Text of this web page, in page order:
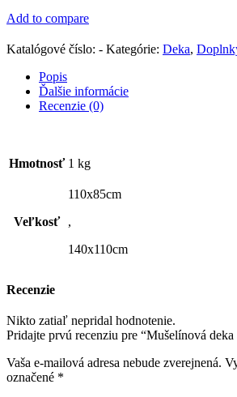
Add to compare
Katalógové číslo: - Kategórie: Deka,
Popis
Ďalšie informácie
Recenzie (0)
Hmotnosť 1 kg
Veľkosť
110x85cm
,
140x110cm
Recenzie
Nikto zatiaľ nepridal hodnotenie.
Pridajte prvú recenziu pre “Mušelínová
Vaša e-mailová adresa nebude zverejnená.
označené *